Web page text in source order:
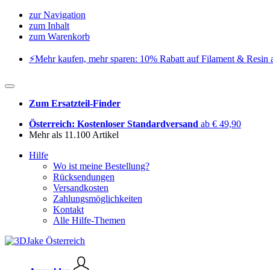
zur Navigation
zum Inhalt
zum Warenkorb
⚡️Mehr kaufen, mehr sparen: 10% Rabatt auf Filament & Resin
Zum Ersatzteil-Finder
Österreich: Kostenloser Standardversand ab € 49,90
Mehr als 11.100 Artikel
Hilfe
Wo ist meine Bestellung?
Rücksendungen
Versandkosten
Zahlungsmöglichkeiten
Kontakt
Alle Hilfe-Themen